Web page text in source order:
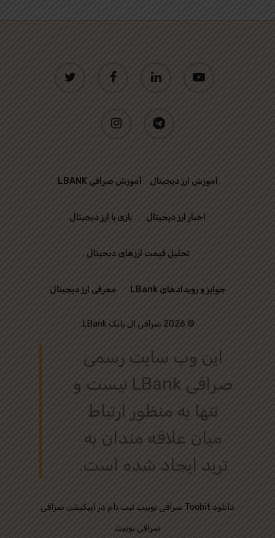
facebook linkedin
instagram telegram
آموزش ارز دیجیتال آموزش صرافی LBANK
اخبار ارز دیجیتال بازی با ارز دیجیتال
تحلیل قیمت ارزهای دیجیتال
جوایز و رویدادهای LBank معرفی ارز دیجیتال
© 2026 صرافی ال بانک LBank.
این وب‌ سایت رسمی
صرافی LBank نیست و
تنها به منظور ارتباط
میان علاقه‌ مندان به
ترید ایجاد شده است.
صرافی توبیت ثبت نام در اپیکیشن صرافی Toobit دانلود
صرافی توبیت